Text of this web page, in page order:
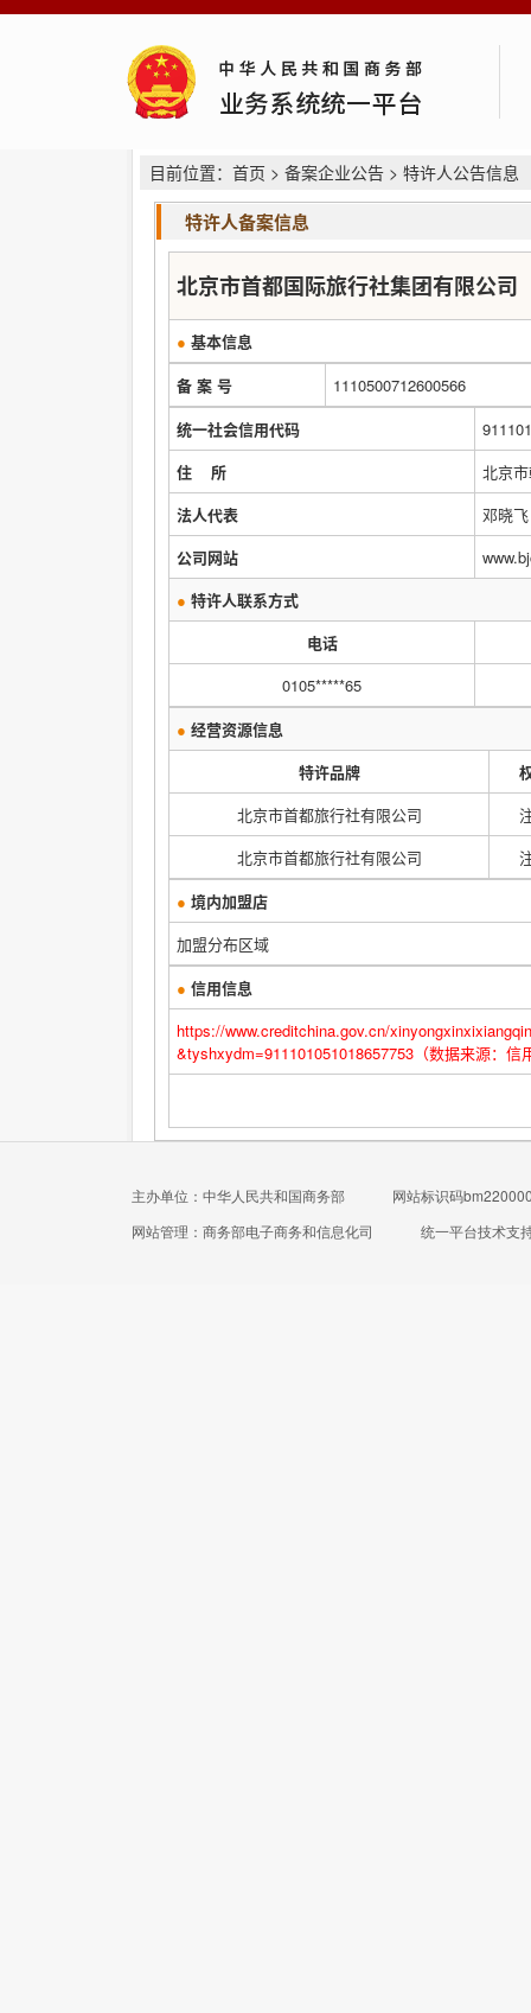
目前位置： 首页 > 备案企业公告 > 特许人公告信息
特许人备案信息
北京市首都国际旅行社集团有限公司
● 基本信息
备 案 号
1110500712600566
统一社会信用代码
住 所
北京
法人代表
邓晓飞
公司网站
● 特许人联系方式
电话
0105*****65
● 经营资源信息
特许品牌
北京市首都旅行社有限公司
北京市首都旅行社有限公司
● 境内加盟店
加盟分布区域
● 信用信息
https://www.creditchina.gov.cn/
&tyshxydm=911101051018657753（数据来源：信
主办单位：中华人民共和国商务部
网站标识码
网站管理：商务部电子商务和信息化司
统一平台技术支